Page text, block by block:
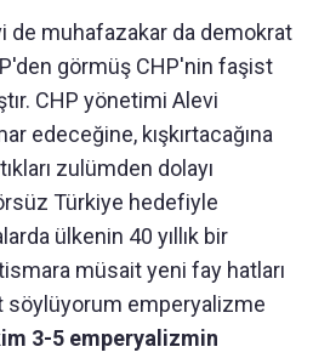
de muhafazakar da demokrat
görmüş CHP'nin faşist
CHP yönetimi Alevi
edeceğine, kışkırtacağına
zulümden dolayı
Türkiye hedefiyle
ülkenin 40 yıllık bir
müsait yeni fay hatları
söylüyorum emperyalizme
3-5 emperyalizmin